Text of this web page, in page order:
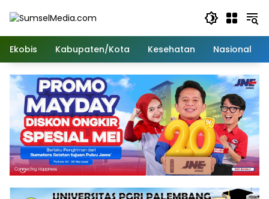
Ekobis
Kabupaten/Kota Kesehatan Nasional